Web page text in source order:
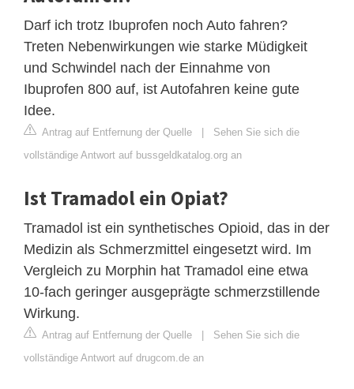
Darf ich trotz Ibuprofen noch Auto fahren?
Treten Nebenwirkungen wie starke Müdigkeit
und Schwindel nach der Einnahme von
Ibuprofen 800 auf, ist Autofahren keine gute
Idee.
Antrag auf Entfernung der Quelle | Sehen Sie sich die
vollständige Antwort auf bussgeldkatalog.org an
Ist Tramadol ein Opiat?
Tramadol ist ein synthetisches Opioid, das in der
Medizin als Schmerzmittel eingesetzt wird. Im
Vergleich zu Morphin hat Tramadol eine etwa
10-fach geringer ausgeprägte schmerzstillende
Wirkung.
Antrag auf Entfernung der Quelle | Sehen Sie sich die
vollständige Antwort auf drugcom.de an